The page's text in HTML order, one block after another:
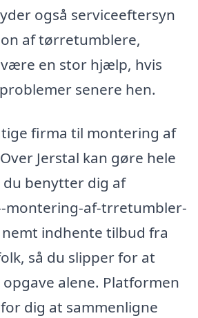
også serviceeftersyn
af tørretumblere,
en stor hjælp, hvis
senere hen.
firma til montering af
Jerstal kan gøre hele
benytter dig af
montering-af-trretumbler-
indhente tilbud fra
så du slipper for at
alene. Platformen
dig at sammenligne